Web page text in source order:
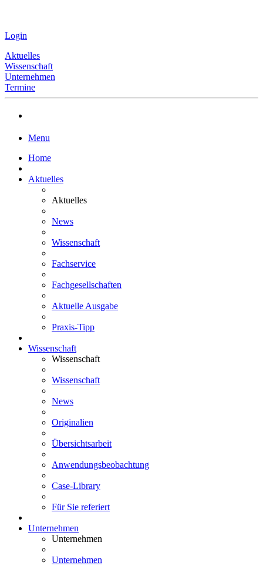
Login
Aktuelles
Wissenschaft
Unternehmen
Termine
Menu
Home
Aktuelles
Aktuelles
News
Wissenschaft
Fachservice
Fachgesellschaften
Aktuelle Ausgabe
Praxis-Tipp
Wissenschaft
Wissenschaft
Wissenschaft
News
Originalien
Übersichtsarbeit
Anwendungsbeobachtung
Case-Library
Für Sie referiert
Unternehmen
Unternehmen
Unternehmen